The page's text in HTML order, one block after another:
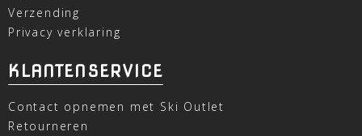
Verzending
Privacy verklaring
KLANTENSERVICE
Contact opnemen met Ski Outlet
Retourneren